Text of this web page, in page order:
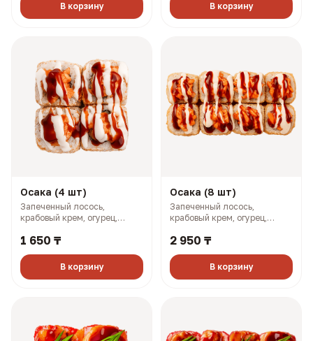
В корзину В корзину
Осака (4 шт)
Запеченный лосось,
крабовый крем, огурец,
терияки и боул (163 гр, 248
1 650 ₸
В корзину
Осака (8 шт)
Запеченный лосось,
крабовый крем, огурец,
терияки и боул (326 гр, 496
2 950 ₸
В корзину